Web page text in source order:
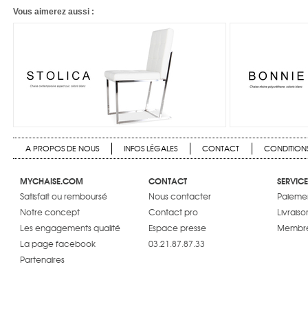
Vous aimerez aussi :
A PROPOS DE NOUS INFOS LÉGALES CONTACT
MYCHAISE.COM
Satisfait ou remboursé
Notre concept
Les engagements qualité
La page facebook
Partenaires
CONTACT
Nous contacter
Contact pro
Espace presse
03.21.87.87.33